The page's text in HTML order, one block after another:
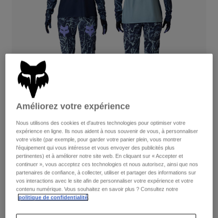
Pantalons
Shorts
Vestes
Masques
Chaussettes
Accessoires
Pantalons
Gants
Vestes
Protections
Masques
Chaussettes
Sacs et accessoires
Pièces de rechange
Femme
T-shirts et tops
Sweats et Pulls
Vestes
Pantalons
Chemises
Voir tout
Protections
Voir tout
Moto
Maillots
Pantalons
Bottes
Protections
Gants
Ranger Image Print
Combinez le toutavec la collection Lifestyle.
Disponible en 1 couleur :
Améliorez votre expérience
Nous utilisons des cookies et d'autres technologies pour optimiser votre
expérience en ligne. Ils nous aident à nous souvenir de vous, à personnaliser
votre visite (par exemple, pour garder votre panier plein, vous montrer
l'équipement qui vous intéresse et vous envoyer des publicités plus
pertinentes) et à améliorer notre site web. En cliquant sur « Accepter et
continuer », vous acceptez ces technologies et nous autorisez, ainsi que nos
partenaires de confiance, à collecter, utiliser et partager des informations sur
vos interactions avec le site afin de personnaliser votre expérience et votre
contenu numérique. Vous souhaitez en savoir plus ? Consultez notre
politique de confidentialité.